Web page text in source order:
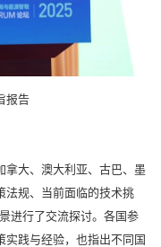
报告
拿大、澳大利亚、古巴、墨
法规、当前面临的技术挑
进行了交流探讨。各国参
践与经验，也指出不同国